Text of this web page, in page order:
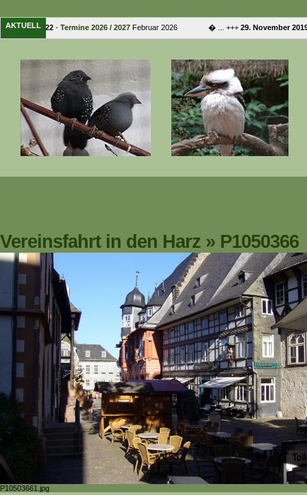
AKTUELL
Februar 2022- Termine 2026 / 2027Februar 2026 � ... +++29. November 2019
Vereinsfahrt in den Harz » P1050366
P10503661.jpg